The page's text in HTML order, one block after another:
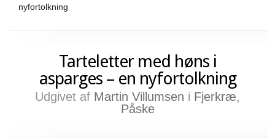
nyfortolkning
Tarteletter med høns i
asparges – en nyfortolkning
Udgivet af Martin Villumsen i Fjerkræ,
Påske